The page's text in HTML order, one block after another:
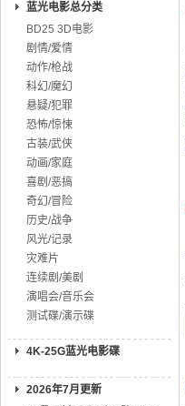
蓝光电影总分类
BD25 3D电影
剧情/爱情
动作/枪战
科幻/魔幻
悬疑/犯罪
恐怖/惊悚
古装/武侠
动画/家庭
喜剧/恶搞
奇幻/冒险
历史/战争
风光/记录
灾难片
连续剧/美剧
演唱会/音乐会
测试碟/演示碟
4K-25G蓝光电影碟
2026年7月更新